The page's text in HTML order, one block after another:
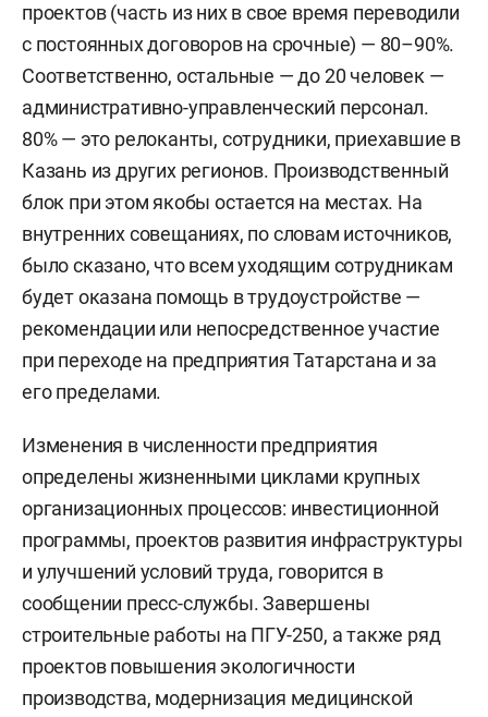
проектов (часть из них в свое время переводили
с постоянных договоров на срочные) — 80–90%.
Соответственно, остальные — до 20 человек —
административно-управленческий персонал.
80% — это релоканты, сотрудники, приехавшие в
Казань из других регионов. Производственный
блок при этом якобы остается на местах. На
внутренних совещаниях, по словам источников,
было сказано, что всем уходящим сотрудникам
будет оказана помощь в трудоустройстве —
рекомендации или непосредственное участие
при переходе на предприятия Татарстана и за
его пределами.
Изменения в численности предприятия
определены жизненными циклами крупных
организационных процессов: инвестиционной
программы, проектов развития инфраструктуры
и улучшений условий труда, говорится в
сообщении пресс-службы. Завершены
строительные работы на ПГУ-250, а также ряд
проектов повышения экологичности
производства, модернизация медицинской